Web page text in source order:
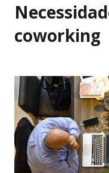
coworking